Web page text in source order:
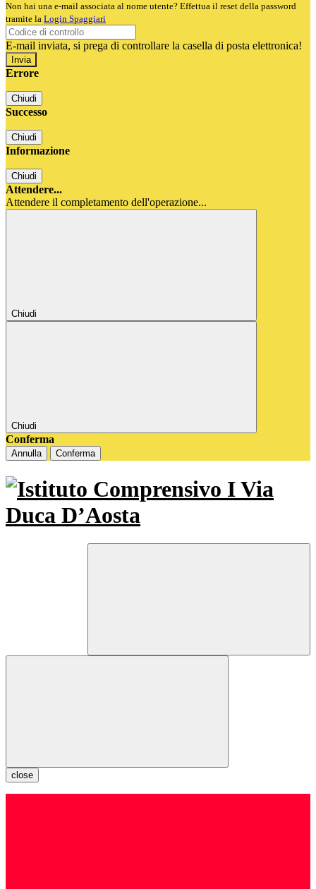
Non hai una e-mail associata al nome utente? Effettua il reset della password
tramite la Login Spaggiari
E-mail inviata, si prega di controllare la casella di posta elettronica!
Errore
Chiudi
Successo
Chiudi
Informazione
Chiudi
Attendere...
Attendere il completamento dell'operazione...
Chiudi
Chiudi
Conferma
Annulla Conferma
close